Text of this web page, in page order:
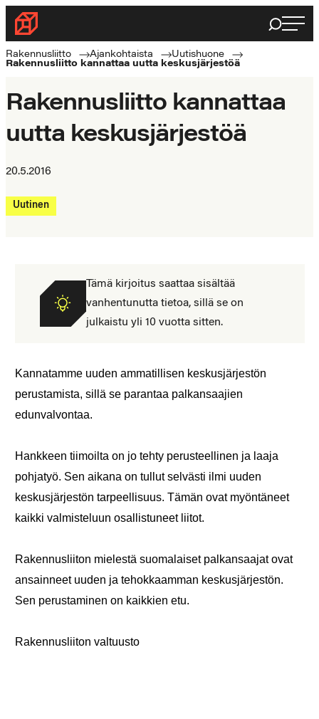
Siirry
suoraan
sisältöön
Rakennusliitto
Rakennusalan
ammattilaisten
Haku
Rakennusliitto Ajankohtaista
Uutishuone
Rakennusliitto kannattaa uutta keskusjärjestöä
Rakennusliitto kannattaa
uutta keskusjärjestöä
20.5.2016
Uutinen
Tämä kirjoitus saattaa sisältää
vanhentunutta tietoa, sillä se on
julkaistu yli 10 vuotta sitten.
Kannatamme uuden ammatillisen keskusjärjestön
perustamista, sillä se parantaa palkansaajien
edunvalvontaa.
Hankkeen tiimoilta on jo tehty perusteellinen ja laaja
pohjatyö. Sen aikana on tullut selvästi ilmi uuden
keskusjärjestön tarpeellisuus. Tämän ovat myöntäneet
kaikki valmisteluun osallistuneet liitot.
Rakennusliiton mielestä suomalaiset palkansaajat ovat
ansainneet uuden ja tehokkaamman keskusjärjestön.
Sen perustaminen on kaikkien etu.
Rakennusliiton valtuusto